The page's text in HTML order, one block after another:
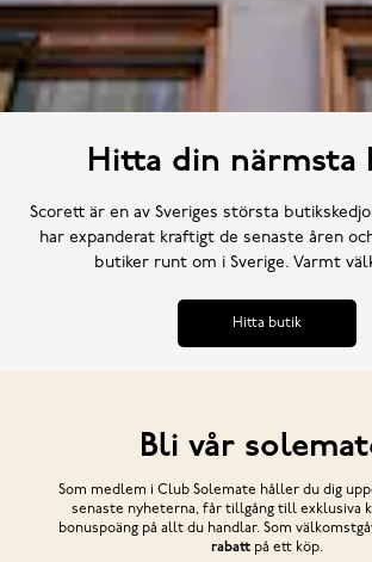
Hitta din närmsta
Scorett är en av Sveriges största
har expanderat kraftigt de senaste åren
butiker runt om i Sverige. Varmt
Hitta butik
Bli vår
Som medlem i Club Solemate håller du dig
senaste nyheterna, får tillgång till exklusiva
bonuspoäng på allt du handlar. Som
rabattpå ett köp.